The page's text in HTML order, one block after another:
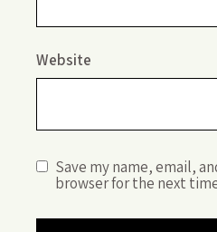
Website
Save my name, email,
browser for the next